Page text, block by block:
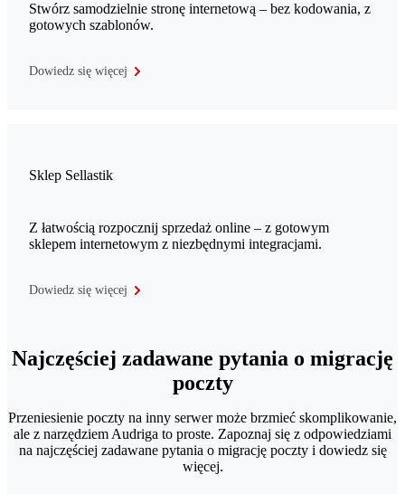
Stwórz samodzielnie stronę internetową – bez kodowania, z
gotowych szablonów.
Dowiedz się więcej
Sklep Sellastik
Z łatwością rozpocznij sprzedaż online – z gotowym
sklepem internetowym z niezbędnymi integracjami.
Dowiedz się więcej
Najczęściej zadawane pytania o migrację
poczty
Przeniesienie poczty na inny serwer może brzmieć skomplikowanie,
ale z narzędziem Audriga to proste. Zapoznaj się z odpowiedziami
na najczęściej zadawane pytania o migrację poczty i dowiedz się
więcej.